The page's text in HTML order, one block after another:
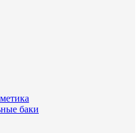
баки